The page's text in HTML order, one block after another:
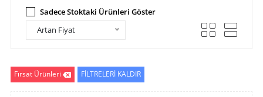
Sadece Stoktaki Ürünleri Göster
Artan Fiyat
Fırsat Ürünleri FİLTRELERİ KALDIR